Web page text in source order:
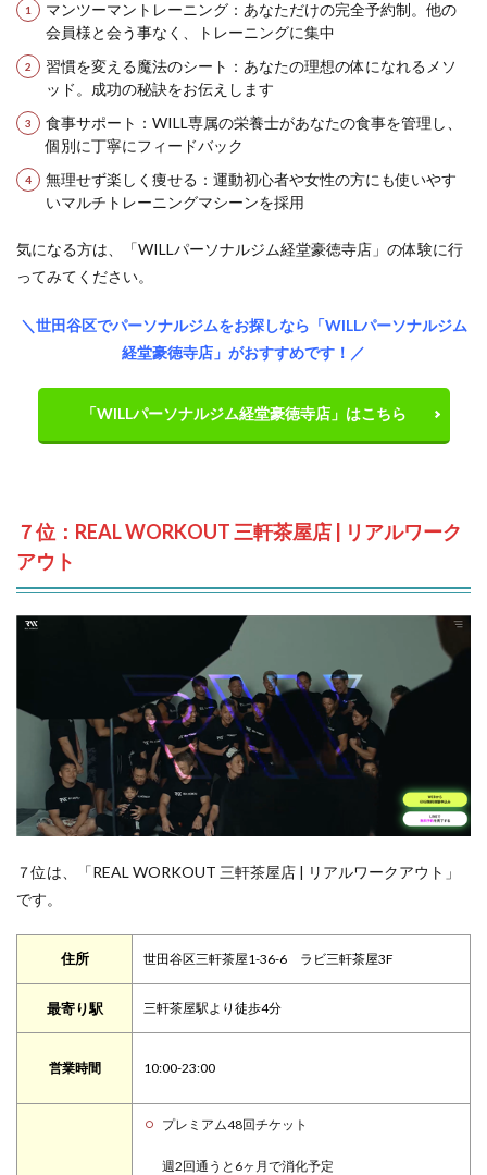
マンツーマントレーニング：あなただけの完全予約制。他の
会員様と会う事なく、トレーニングに集中
習慣を変える魔法のシート：あなたの理想の体になれるメソ
ッド。成功の秘訣をお伝えします
食事サポート：WILL専属の栄養士があなたの食事を管理し、
個別に丁寧にフィードバック
無理せず楽しく痩せる：運動初心者や女性の方にも使いやす
いマルチトレーニングマシーンを採用
気になる方は、「WILLパーソナルジム経堂豪徳寺店」の体験に行
ってみてください。
＼世田谷区でパーソナルジムをお探しなら「WILLパーソナルジム
経堂豪徳寺店」がおすすめです！／
「WILLパーソナルジム経堂豪徳寺店」はこちら
７位：REAL WORKOUT 三軒茶屋店 | リアルワーク
アウト
７位は、「REAL WORKOUT 三軒茶屋店 | リアルワークアウト」
です。
住所 世田谷区三軒茶屋1-36-6 ラビ三軒茶屋3F
最寄り駅 三軒茶屋駅より徒歩4分
営業時間 10:00-23:00
プレミアム48回チケット
週2回通うと6ヶ月で消化予定